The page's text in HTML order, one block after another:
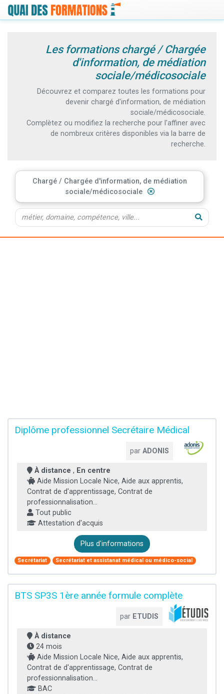
Les formations chargé / Chargée
d'information, de médiation
sociale/médicosociale
Découvrez et comparez toutes les formations pour
devenir chargé d'information, de médiation
sociale/médicosociale.
Complètez ou modifiez la recherche pour l'affiner avec
de nombreux critères disponibles via la barre de
recherche.
Chargé / Chargée d'information, de médiation
sociale/médicosociale
Diplôme professionnel Secrétaire Médical
par ADONIS
À distance , En centre
Aide Mission Locale Nice, Aide aux apprentis,
Contrat de d'apprentissage, Contrat de
professionnalisation...
Tout public
Attestation d'acquis
Plus d'informations
Secrétariat Secrétariat et assistanat médical ou médico-social
BTS SP3S 1ère année formule complète
par ETUDIS
À distance
24 mois
Aide Mission Locale Nice, Aide aux apprentis,
Contrat de d'apprentissage, Contrat de
professionnalisation...
BAC